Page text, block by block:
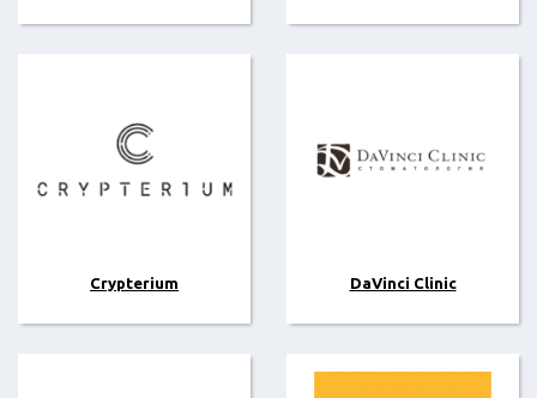
Crypterium DaVinci Clinic